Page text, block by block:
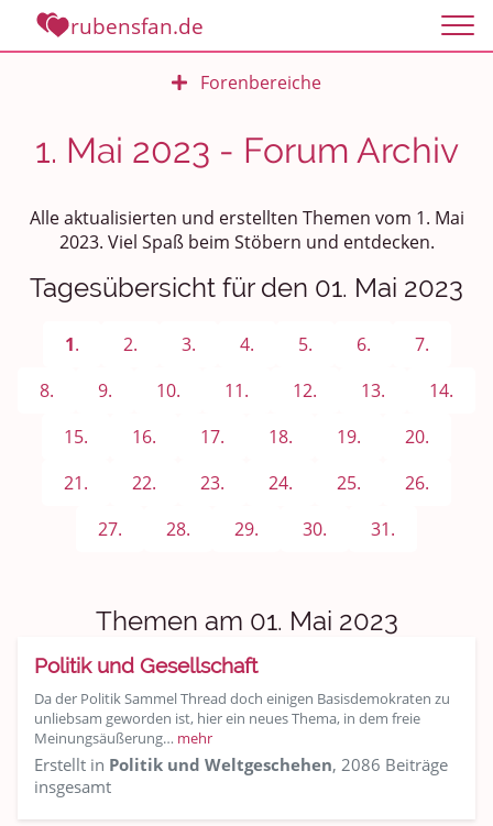
rubensfan.de
Forenbereiche
Rundum Leben
Smalltalk
Persönliches
Treffen und Stammtische
Ü100 Party - Fanecke
Gesundheit & Wellness
Sport & Freizeit
Kochen, Backen und Genießen
Anregungen und Support
Spiel, Spaß und Sinnlosigkeit
1. Mai 2023 - Forum Archiv
Alle aktualisierten und erstellten Themen vom 1. Mai
2023. Viel Spaß beim Stöbern und entdecken.
Tagesübersicht für den 01. Mai 2023
1. 2. 3. 4. 5. 6.
7.
8.
9. 10. 11. 12. 13.
14.
15.
16. 17. 18. 19.
20.
21.
22. 23. 24. 25.
26.
27.
28. 29. 30. 31.
Themen am 01. Mai 2023
Politik und Gesellschaft
Da der Politik Sammel Thread doch einigen Basisdemokraten zu
unliebsam geworden ist, hier ein neues Thema, in dem freie
Meinungsäußerung… mehr
Erstellt in Politik und Weltgeschehen, 2086 Beiträge
insgesamt